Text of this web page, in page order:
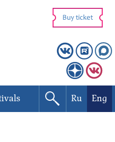
Buy ticket
Ru Eng